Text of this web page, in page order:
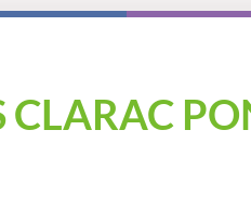
CLARAC